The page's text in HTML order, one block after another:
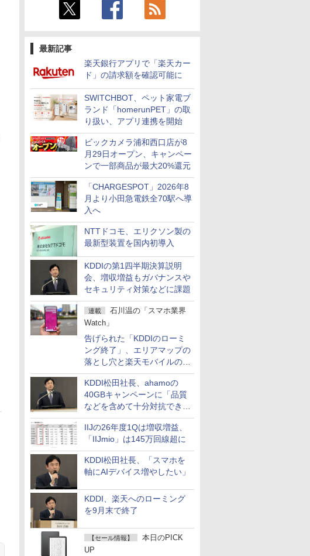
最新記事
楽天銀行アプリで「楽天カー
ド」の請求額を確認可能に
SWITCHBOT、ペット家電ブ
ランド「homerunPET」の取
り扱い、アプリ連携を開始
ビックカメラ浦和西口店が8
月29日オープン、キャンペー
ンで一部商品が最大20%還元
「CHARGESPOT」2026年8
月より小田急電鉄全70駅へ導
入へ
NTTドコモ、エリクソン製の
最新型装置を国内初導入
KDDIの第1四半期決算説明
会、増収増益もガバナンスや
セキュリティ対策などに課題
連載
石川温の「スマホ業界
Watch」
告げられた「KDDIのローミ
ング終了」、エリアマップの
落とし穴と楽天モバイルの課
題
KDDI松田社長、ahamoの
40GBキャンペーンに「品質
などを含めて十分対抗でき
る」
IIJの26年度1Qは増収増益、
「IIJmio」は145万回線超に
KDDI松田社長、「スマホを
軸にAIデバイス増やしたい」
KDDI、楽天へのローミング
を9月末で終了
【セール情報】
本日のPICK
UP